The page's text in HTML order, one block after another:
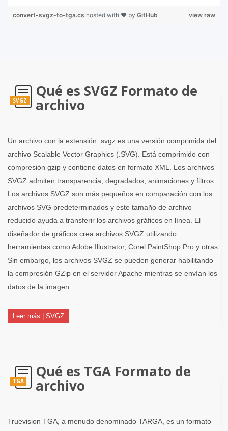
view raw
convert-svgz-to-tga.cs hosted with ❤ by GitHub
SVGZ
Qué es SVGZ Formato de
archivo
Un archivo con la extensión .svgz es una versión comprimida del
archivo Scalable Vector Graphics (.SVG). Está comprimido con
compresión gzip y contiene datos en formato XML. Los archivos
SVGZ admiten transparencia, degradados, animaciones y filtros.
Los archivos SVGZ son más pequeños en comparación con los
archivos SVG predeterminados y este tamaño de archivo
reducido ayuda a transferir los archivos gráficos en línea. El
diseñador de gráficos crea archivos SVGZ utilizando
herramientas como Adobe Illustrator, Corel PaintShop Pro y otras.
Sin embargo, los archivos SVGZ se pueden generar habilitando
la compresión GZip en el servidor Apache mientras se envían los
datos de la imagen.
Leer más | SVGZ
TGA
Qué es TGA Formato de
archivo
Truevision TGA, a menudo denominado TARGA, es un formato